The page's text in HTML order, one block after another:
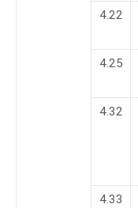
4.22
4.25
4.32
4.33